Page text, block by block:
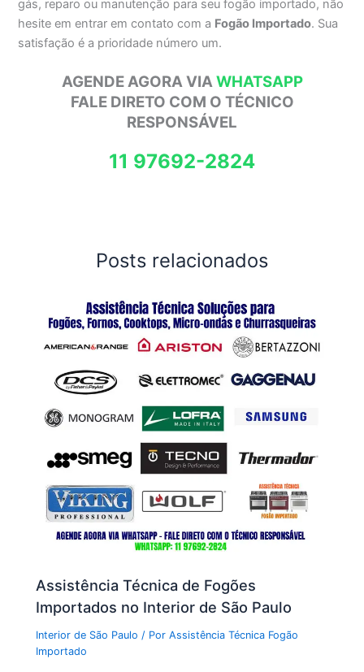
gás, reparo ou manutenção para seu fogão importado, não
hesite em entrar em contato com a Fogão Importado. Sua
satisfação é a prioridade número um.
AGENDE AGORA VIAWHATSAPP
FALE DIRETO COM O TÉCNICO
RESPONSÁVEL
11 97692-2824
Posts relacionados
Assistência Técnica de Fogões
Importados no Interior de São Paulo
Interior de São Paulo / PorAssistência Técnica Fogão
Importado